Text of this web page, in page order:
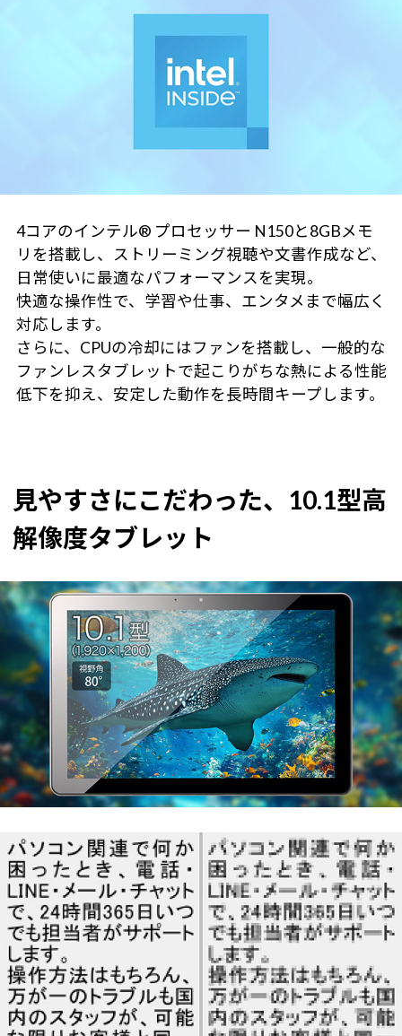
4コアのインテル® プロセッサー N150と8GBメモ
リを搭載し、ストリーミング視聴や文書作成など、
日常使いに最適なパフォーマンスを実現。
快適な操作性で、学習や仕事、エンタメまで幅広く
対応します。
さらに、CPUの冷却にはファンを搭載し、一般的な
ファンレスタブレットで起こりがちな熱による性能
低下を抑え、安定した動作を長時間キープします。
見やすさにこだわった、10.1型高
解像度タブレット